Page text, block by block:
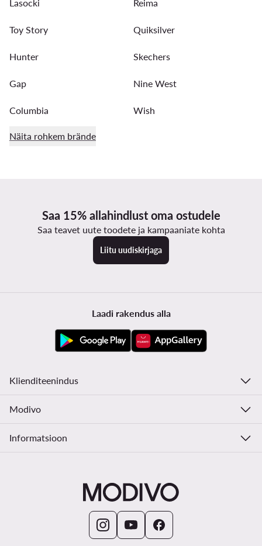
Lasocki Reima
Toy Story Quiksilver
Hunter Skechers
Gap Nine West
Columbia Wish
Näita rohkem brände
Saa 15% allahindlust oma ostudele
Saa teavet uute toodete ja kampaaniate kohta
Liitu uudiskirjaga
Laadi rakendus alla
Klienditeenindus
Modivo
Informatsioon